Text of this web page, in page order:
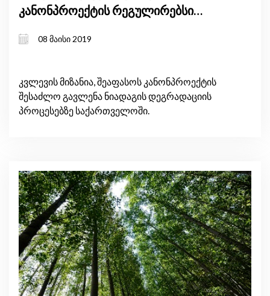
კანონპროექტის რეგულირებსი
08 მაისი 2019
კვლევის მიზანია, შეაფასოს კანონპროექტის
შესაძლო გავლენა ნიადაგის დეგრადაციის
პროცესებზე საქართველოში.